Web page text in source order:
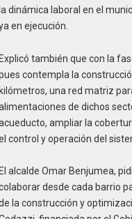
la dinámica laboral en el
en ejecución.
también que con la
contempla la
una red matriz
de dichos
ampliar la
control y operación del
El alcalde Omar Benjumea,
desde cada barrio
la construcción y